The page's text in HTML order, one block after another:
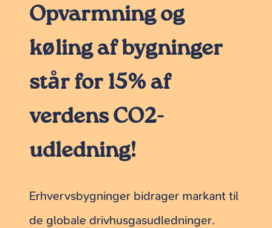
Opvarmning og
køling af bygninger
står for 15% af
verdens CO2-
udledning!
Erhvervsbygninger bidrager markant til
de globale drivhusgasudledninger.